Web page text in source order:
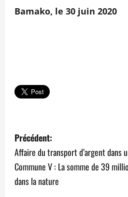
Bamako, le 30 juin 2020
N
a
v
Précédent:
Affaire du transport d’argent dans
Commune V : La somme de 39
dans la nature